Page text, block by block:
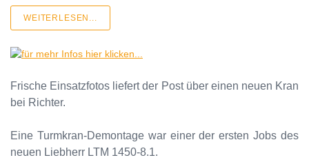
WEITERLESEN...
Frische Einsatzfotos liefert der Post über einen neuen Kran
bei Richter.
Eine Turmkran-Demontage war einer der ersten Jobs des
neuen Liebherr LTM 1450-8.1.